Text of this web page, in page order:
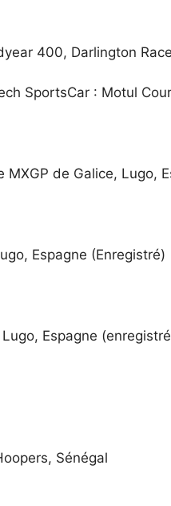
400, Darlington
SportsCar : Motul
de Galice, Lugo,
Espagne (Enregistré)
Espagne
Sénégal